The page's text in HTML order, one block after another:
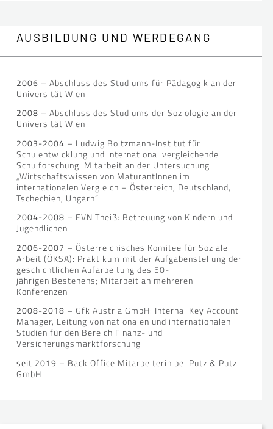
AUSBILDUNG UND WERDEGANG
2006 – Abschluss des Studiums für Pädagogik an der
Universität Wien
2008 – Abschluss des Studiums der Soziologie an der
Universität Wien
2003-2004 – Ludwig Boltzmann-Institut für
Schulentwicklung und international vergleichende
Schulforschung: Mitarbeit an der Untersuchung
„Wirtschaftswissen von MaturantInnen im
internationalen Vergleich – Österreich, Deutschland,
Tschechien, Ungarn“
2004-2008 – EVN Theiß: Betreuung von Kindern und
Jugendlichen
2006-2007 – Österreichisches Komitee für Soziale
Arbeit (ÖKSA): Praktikum mit der Aufgabenstellung der
geschichtlichen Aufarbeitung des 50-
jährigen Bestehens; Mitarbeit an mehreren
Konferenzen
2008-2018 – Gfk Austria GmbH: Internal Key Account
Manager, Leitung von nationalen und internationalen
Studien für den Bereich Finanz- und
Versicherungsmarktforschung
seit 2019 – Back Office Mitarbeiterin bei Putz & Putz
GmbH